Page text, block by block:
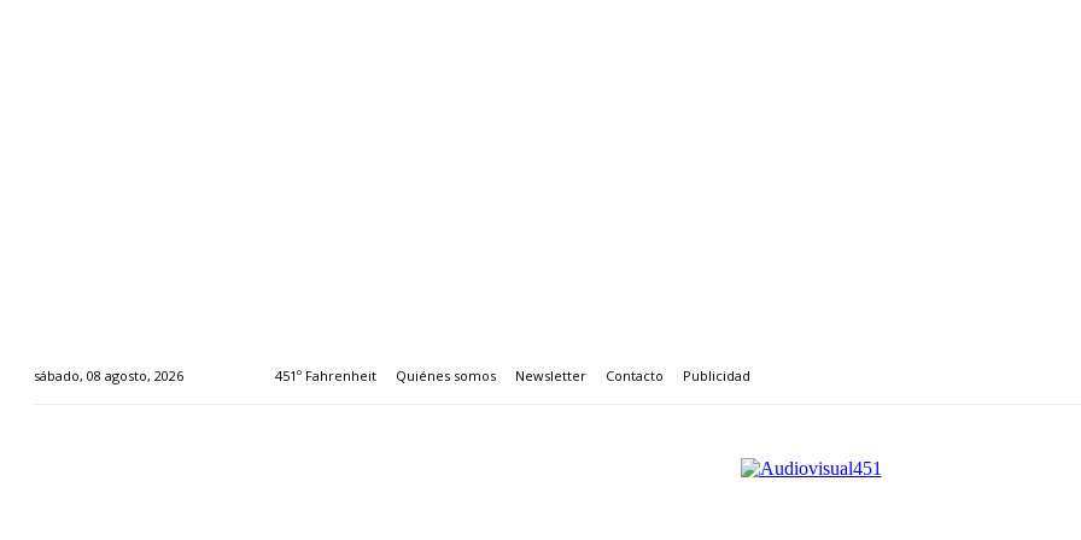
sábado, 08 agosto, 2026 451º Fahrenheit Quiénes somos Newsletter Contacto Publicidad